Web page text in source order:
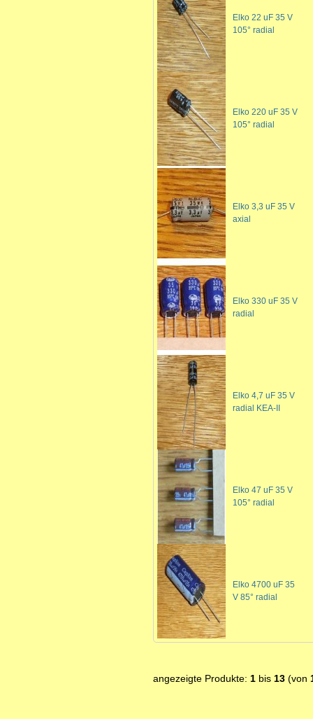
Elko 22 uF 35 V
105° radial
Elko 220 uF 35 V
105° radial
Elko 3,3 uF 35 V
axial
Elko 330 uF 35 V
radial
Elko 4,7 uF 35 V
radial KEA-II
Elko 47 uF 35 V
105° radial
Elko 4700 uF 35
V 85° radial
angezeigte Produkte: 1bis 13(von